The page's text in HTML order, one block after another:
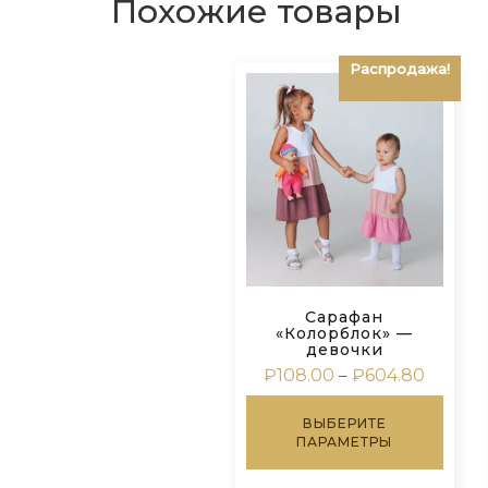
Похожие товары
Распродажа!
Сарафан
«Колорблок» —
девочки
₽108.00 – ₽604.80
цен:
₽604.80
ВЫБЕРИТЕ
ПАРАМЕТРЫ